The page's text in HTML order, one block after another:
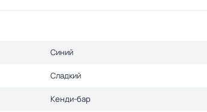
Синий
Сладкий
Кенди-бар